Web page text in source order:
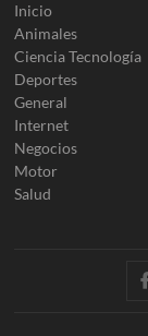
Inicio
Animales
Ciencia Tecnología
Deportes
General
Internet
Negocios
Motor
Salud